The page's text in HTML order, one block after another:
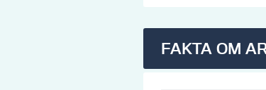
FAKTA OM